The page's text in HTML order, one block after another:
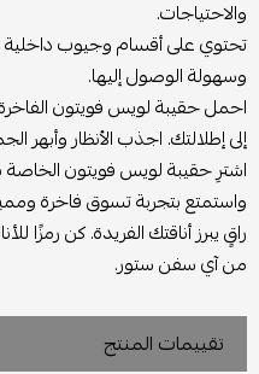
والاحتياجات.
تحتوي على أقسام وجيوب
وسهولة الوصول إليها.
احمل حقيبة لويس فويتون
إلى إطلالتك. اجذب الأنظار وأبهر
اشترِ حقيبة لويس فويتون
واستمتع بتجربة تسوق فاخرة
راقٍ يبرز أناقتك الفريدة. كن رمزًا
من آي سفن ستور.
تقييمات المنتج